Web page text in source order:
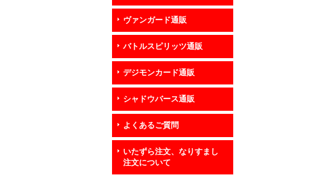
ヴァンガード通販
バトルスピリッツ通販
デジモンカード通販
シャドウバース通販
よくあるご質問
いたずら注文、なりすまし
注文について